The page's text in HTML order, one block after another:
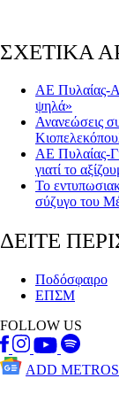
ΣΧΕΤΙΚΑ
ΑΕ Πυλαίας-
ψηλά»
Ανανεώσεις
ΑΕ Πυλαίας-
γιατί το
Το
σύζυγο του
ΔΕΙΤΕ
Ποδόσφαιρο
ΕΠΣΜ
FOLLOW US
ADD